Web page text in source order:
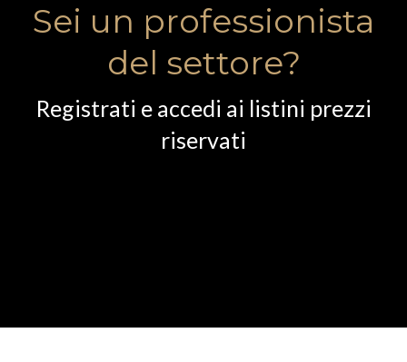
Sei un professionista
del settore?
Registrati e accedi ai listini prezzi
riservati